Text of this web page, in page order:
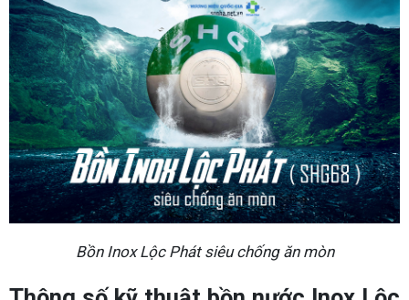
Bồn Inox Lộc Phát siêu chống ăn mòn